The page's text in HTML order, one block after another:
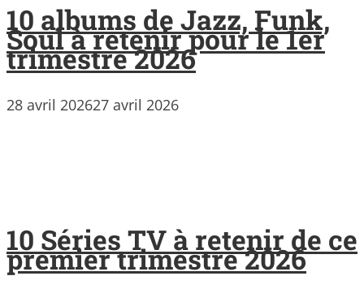
10 albums de Jazz, Funk,
Soul à retenir pour le 1er
trimestre 2026
28 avril 202627 avril 2026
10 Séries TV à retenir de ce
premier trimestre 2026